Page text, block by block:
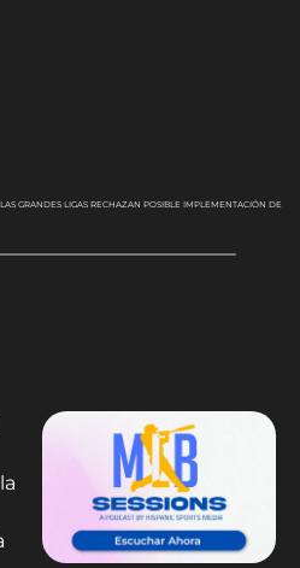
GRANDES LIGAS RECHAZAN POSIBLE IMPLEMENTACIÓN DE